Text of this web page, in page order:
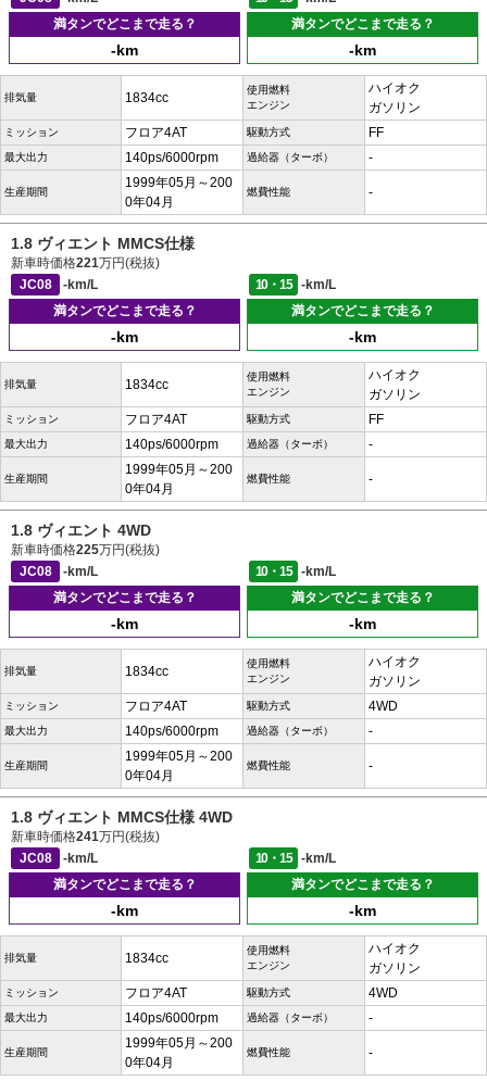
満タンでどこまで走る？
-km
満タンでどこまで走る？
-km
排気量 1834cc
使用燃料
エンジン
ハイオク
ガソリン
ミッション フロア4AT 駆動方式 FF
最大出力 140ps/6000rpm 過給器（ターボ） -
生産期間
1999年05月～200
0年04月
燃費性能 -
1.8 ヴィエント MMCS仕様
新車時価格221万円(税抜)
JC08
-km/L 10・15
-km/L
満タンでどこまで走る？
-km
満タンでどこまで走る？
-km
排気量 1834cc
使用燃料
エンジン
ハイオク
ガソリン
ミッション フロア4AT 駆動方式 FF
最大出力 140ps/6000rpm 過給器（ターボ） -
生産期間
1999年05月～200
0年04月
燃費性能 -
1.8 ヴィエント 4WD
新車時価格225万円(税抜)
JC08
-km/L 10・15
-km/L
満タンでどこまで走る？
-km
満タンでどこまで走る？
-km
排気量 1834cc
使用燃料
エンジン
ハイオク
ガソリン
ミッション フロア4AT 駆動方式 4WD
最大出力 140ps/6000rpm 過給器（ターボ） -
生産期間
1999年05月～200
0年04月
燃費性能 -
1.8 ヴィエント MMCS仕様 4WD
新車時価格241万円(税抜)
JC08
-km/L 10・15
-km/L
満タンでどこまで走る？
-km
満タンでどこまで走る？
-km
排気量 1834cc
使用燃料
エンジン
ハイオク
ガソリン
ミッション フロア4AT 駆動方式 4WD
最大出力 140ps/6000rpm 過給器（ターボ） -
生産期間
1999年05月～200
0年04月
燃費性能 -